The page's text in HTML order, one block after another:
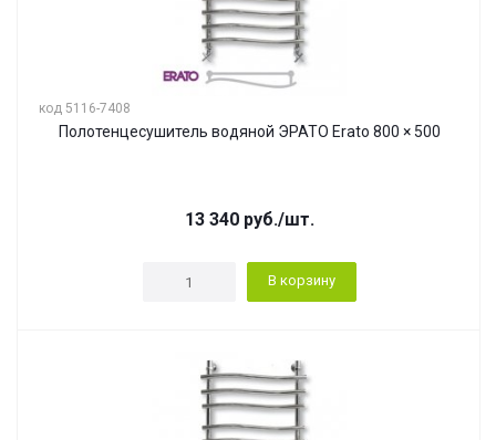
код 5116-7408
Полотенцесушитель водяной ЭРАТО Erato 800 × 500
13 340руб./шт.
В корзину